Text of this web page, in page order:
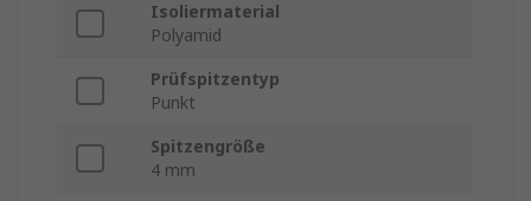
Isoliermaterial
Polyamid
Prüfspitzentyp
Punkt
Spitzengröße
4 mm